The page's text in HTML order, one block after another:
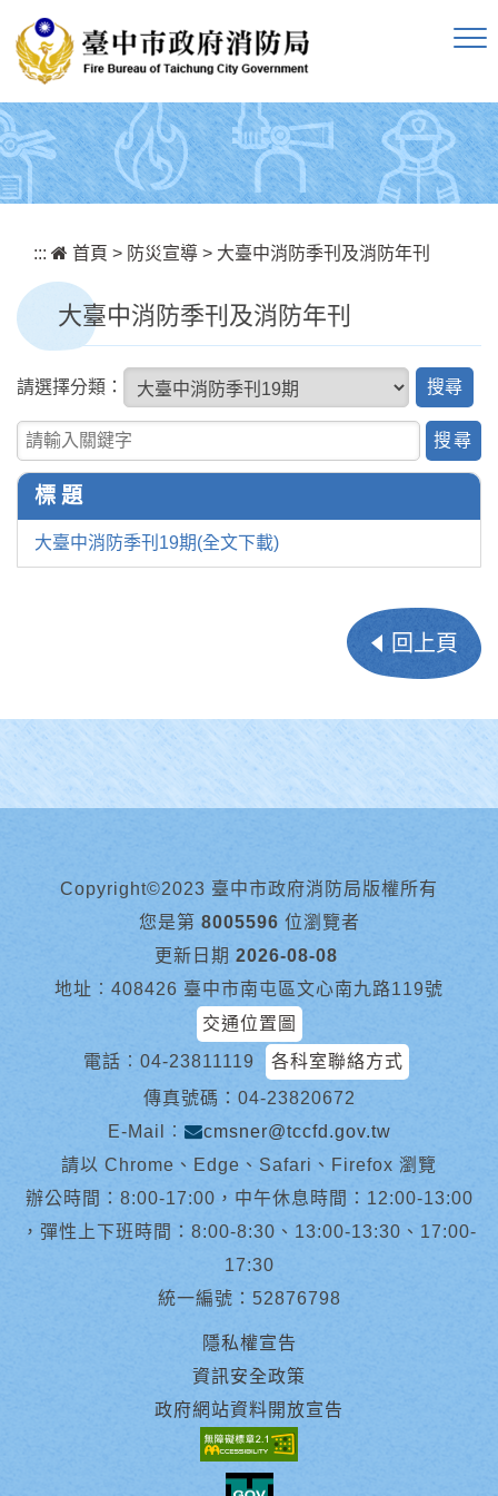
::: 首頁 > 防災宣導 > 大臺中消防季刊及消防年刊
大臺中消防季刊及消防年刊
請選擇分類：
關鍵字查詢
標 題
大臺中消防季刊19期(全文下載)
回上頁
Copyright©2023 臺中市政府消防局版權所有
您是第 8005596 位瀏覽者
更新日期 2026-08-08
地址︰408426 臺中市南屯區文心南九路119號
交通位置圖
電話︰ 04-23811119
各科室聯絡方式
傳真號碼：04-23820672
E-Mail︰
cmsner@tccfd.gov.tw
請以 Chrome、Edge、Safari、Firefox 瀏覽
辦公時間：8:00-17:00，中午休息時間：12:00-13:00
，彈性上下班時間：8:00-8:30、13:00-13:30、17:00-
17:30
統一編號：52876798
隱私權宣告
資訊安全政策
政府網站資料開放宣告